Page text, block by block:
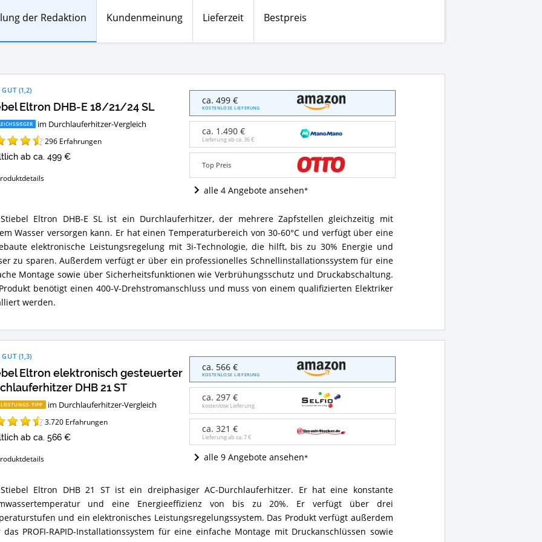
der Redaktion Kundenmeinung Lieferzeit Bestpreis
Eltron DHB-E 18/21/24 SL
GUT (1,2)
im Durchlauferhitzer-Vergleich
296 Erfahrungen
ab ca. 499 €
Eltron
DHB-
18/21/24
SL
dieser
erhältlich?
ca. 499 €
KOSTENLOSE LIEFERUNG
ca. 1.490 €
Lieferung ab ca. 36 €
Top Preis
alle 4 Angebote ansehen
24
Eltron DHB-E SL ist ein Durchlauferhitzer, der mehrere Zapfstellen gleichzeitig mit
Wasser versorgen kann. Er hat einen Temperaturbereich von 30-60°C und verfügt über eine
elektronische Leistungsregelung mit 3i-Technologie, die hilft, bis zu 30% Energie und
zu sparen. Außerdem verfügt er über ein professionelles Schnellinstallationssystem für eine
Montage sowie über Sicherheitsfunktionen wie Verbrühungsschutz und Druckabschaltung.
benötigt einen 400-V-Drehstromanschluss und muss von einem qualifizierten Elektriker
werden.
Eltron elektronisch gesteuerter
DHB 21 ST
GUT (1,3)
LEISTUNGS-TIPP im Durchlauferhitzer-Vergleich
3.720 Erfahrungen
ab ca. 566 €
Eltron
elektronisch
gesteuerter
Durchlauferhitzer
DHB
Angebote:
Wo
Durchlauferhitzer
erhältlich?
ca. 566 €
KOSTENLOSE LIEFERUNG
ca. 297 €
kostenlose Lieferung
ca. 321 €
Lieferung ab ca.7 €
alle 9 Angebote ansehen
Eltron DHB 21 ST ist ein dreiphasiger AC-Durchlauferhitzer. Er hat eine konstante
und eine Energieeffizienz von bis zu 20%. Er verfügt über drei
und ein elektronisches Leistungsregelungssystem. Das Produkt verfügt außerdem
das PROFI-RAPID-Installationssystem für eine einfache Montage mit Druckanschlüssen sowie